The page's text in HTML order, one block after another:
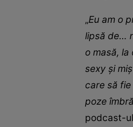
„Eu am o
lipsă de…
o masă,
sexy și
care să
poze
podcast-ul